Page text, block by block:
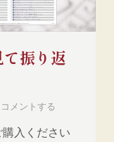
振り返
コメントする
入ください